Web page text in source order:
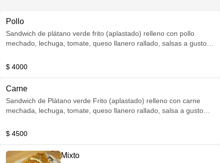
Pollo
Sandwich de plátano verde frito (aplastado) relleno con pollo
mechado, lechuga, tomate, queso llanero rallado, salsas a gusto
$ 4000
Carne
Sandwich de Plátano verde Frito (aplastado) relleno con carne
mechada, lechuga, tomate, queso llanero rallado, salsa a gusto
$ 4500
Mixto